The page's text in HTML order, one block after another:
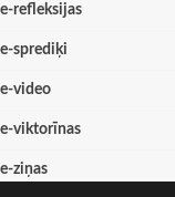
e-refleksijas
e-sprediķi
e-video
e-viktorīnas
e-ziņas